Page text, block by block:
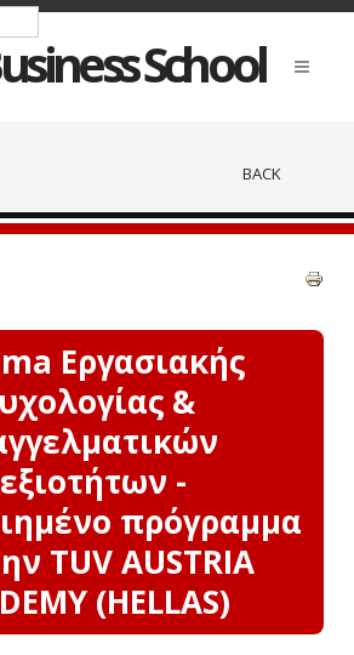
School
BACK
Εργασιακής
&
-
πρόγραμμα
TUV AUSTRIA
(HELLAS)